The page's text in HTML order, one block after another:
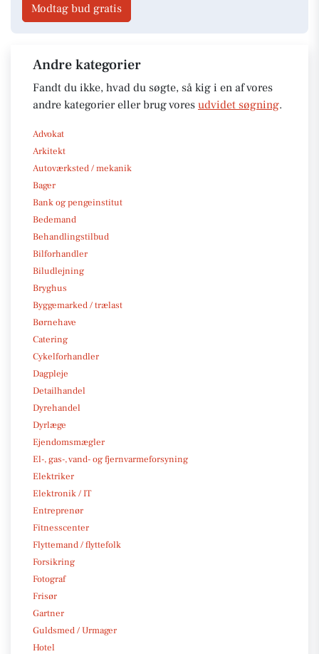
Modtag bud gratis
Andre kategorier
Fandt du ikke, hvad du søgte, så kig i en af vores
andre kategorier eller brug vores udvidet søgning.
Advokat
Arkitekt
Autoværksted / mekanik
Bager
Bank og pengeinstitut
Bedemand
Behandlingstilbud
Bilforhandler
Biludlejning
Bryghus
Byggemarked / trælast
Børnehave
Catering
Cykelforhandler
Dagpleje
Detailhandel
Dyrehandel
Dyrlæge
Ejendomsmægler
El-, gas-, vand- og fjernvarmeforsyning
Elektriker
Elektronik / IT
Entreprenør
Fitnesscenter
Flyttemand / flyttefolk
Forsikring
Fotograf
Frisør
Gartner
Guldsmed / Urmager
Hotel